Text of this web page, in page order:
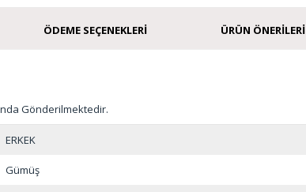
ÖDEME SEÇENEKLERI ÜRÜN ÖNERILERI
Gönderilmektedir.
ERKEK
Gümüş